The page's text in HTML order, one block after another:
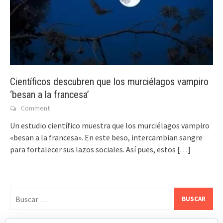
Científicos descubren que los murciélagos vampiro
‘besan a la francesa’
Comment
Un estudio científico muestra que los murciélagos vampiro
«besan a la francesa». En este beso, intercambian sangre
para fortalecer sus lazos sociales. Así pues, estos […]